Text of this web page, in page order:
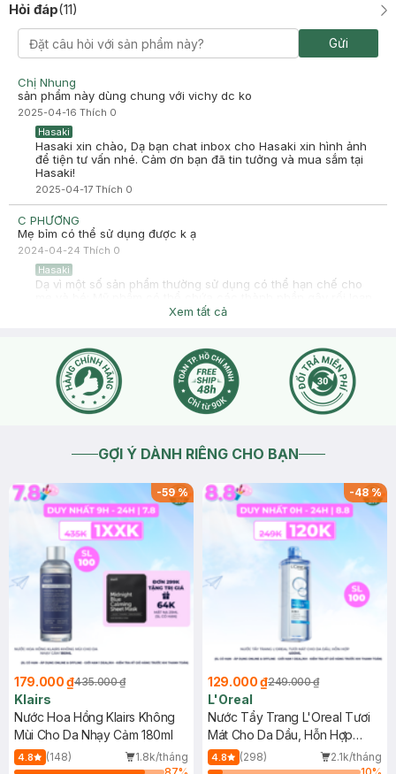
Hỏi đáp(11)
Gửi
Chị Nhung
sản phẩm này dùng chung với vichy dc ko
2025-04-16 Thích 0
Hasaki
Hasaki xin chào, Dạ bạn chat inbox cho Hasaki xin hình ảnh
để tiện tư vấn nhé. Cảm ơn bạn đã tin tưởng và mua sắm tại
Hasaki!
2025-04-17 Thích 0
C PHƯƠNG
Mẹ bỉm có thể sử dụng được k ạ
2024-04-24 Thích 0
Hasaki
Dạ vì một số sản phẩm thường sử dụng có thể hạn chế cho
nội tiết tố, ảnh hưởng tới các hormones của người mẹ. Nếu
uống bạn nên tham khảo ý kiến bác sĩ phụ sản nhé, vì đây
cũng ko phải chuyên môn bên mình nên bạn hỏi ý kiến bác sĩ
để đảm bảo an toàn cho bạn và bé nha
2024-04-24Thích
Xem tất cả
GỢI Ý DÀNH RIÊNG CHO BẠN
-59%
179.000 ₫435.000 ₫
Klairs
Nước Hoa Hồng Klairs Không
Mùi Cho Da Nhạy Cảm 180ml
4.8 (148)
1.8k/tháng
-48%
129.000 ₫249.000 ₫
L'Oreal
Nước Tẩy Trang L'Oreal Tươi
Mát Cho Da Dầu, Hỗn Hợp
400ml
4.8 (298)
2.1k/tháng